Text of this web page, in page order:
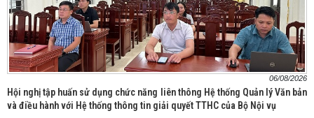
06/08/2026
Hội nghị tập huấn sử dụng chức năng liên thông Hệ thống Quản lý Văn bản
và điều hành với Hệ thống thông tin giải quyết TTHC của Bộ Nội vụ